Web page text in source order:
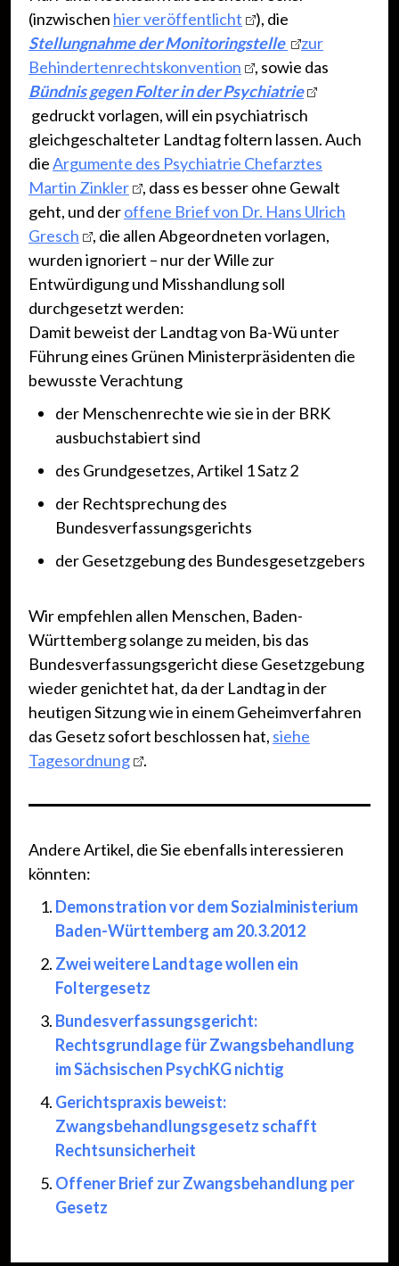
(inzwischen hier veröffentlicht
), die
Stellungnahme der Monitoringstelle
zur
Behindertenrechtskonvention
, sowie das
Bündnis gegen Folter in der Psychiatrie
gedruckt vorlagen, will ein psychiatrisch
gleichgeschalteter Landtag foltern lassen. Auch
dieArgumente des Psychiatrie Chefarztes
Martin Zinkler
, dass es besser ohne Gewalt
geht, und deroffene Brief von Dr. Hans Ulrich
Gresch
, die allen Abgeordneten vorlagen,
wurden ignoriert – nur der Wille zur
Entwürdigung und Misshandlung soll
durchgesetzt werden:
Damit beweist der Landtag von Ba-Wü unter
Führung eines Grünen Ministerpräsidenten die
bewusste Verachtung
der Menschenrechte wie sie in der BRK
ausbuchstabiert sind
des Grundgesetzes, Artikel 1 Satz 2
der Rechtsprechung des
Bundesverfassungsgerichts
der Gesetzgebung des Bundesgesetzgebers
Wir empfehlen allen Menschen, Baden-
Württemberg solange zu meiden, bis das
Bundesverfassungsgericht diese Gesetzgebung
wieder genichtet hat, da der Landtag in der
heutigen Sitzung wie in einem Geheimverfahren
das Gesetz sofort beschlossen hat, siehe
Tagesordnung
.
Andere Artikel, die Sie ebenfalls interessieren
könnten:
Demonstration vor dem Sozialministerium
Baden-Württemberg am 20.3.2012
Zwei weitere Landtage wollen ein
Foltergesetz
Bundesverfassungsgericht:
Rechtsgrundlage für Zwangsbehandlung
im Sächsischen PsychKG nichtig
Gerichtspraxis beweist:
Zwangsbehandlungsgesetz schafft
Rechtsunsicherheit
Offener Brief zur Zwangsbehandlung per
Gesetz